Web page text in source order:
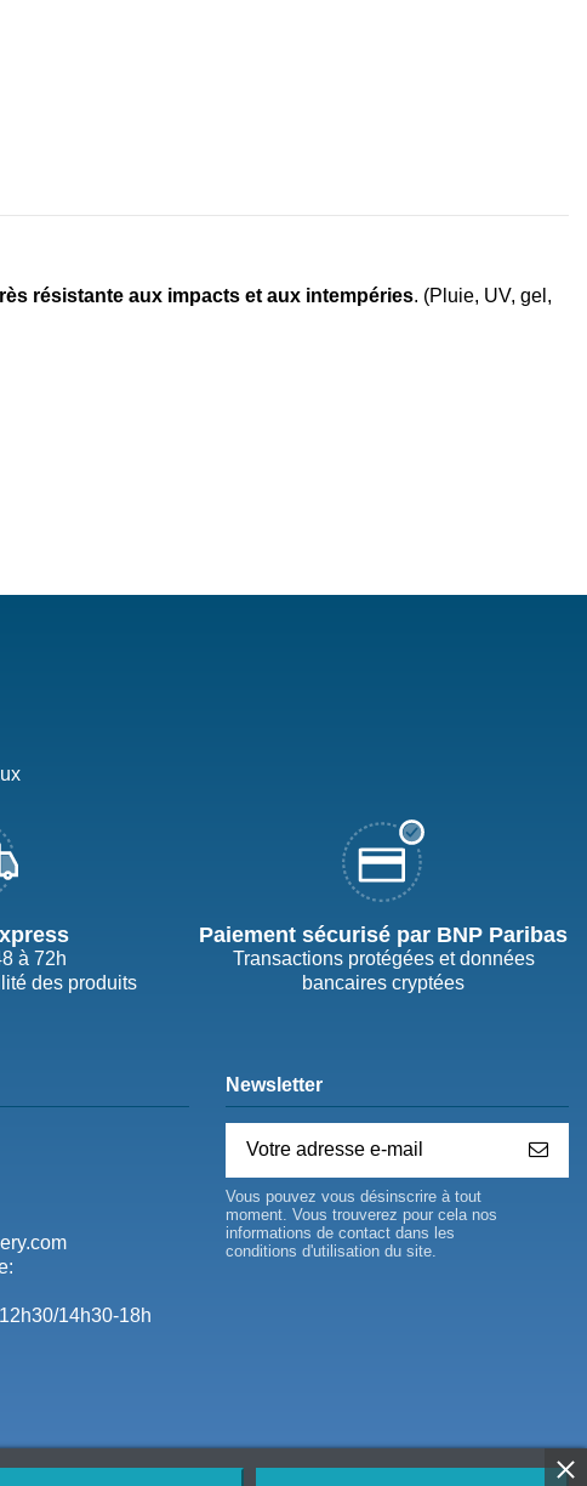
résistante aux impacts et aux intempéries. (Pluie, UV, gel,
à 72h
des produits
Paiement sécurisé par BNP Paribas
Transactions protégées et données
bancaires cryptées
14h30-18h
Newsletter
Vous pouvez vous désinscrire à tout
moment. Vous trouverez pour cela nos
informations de contact dans les
conditions d'utilisation du site.